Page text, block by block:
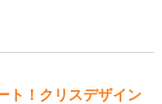
ト！クリスデザイン